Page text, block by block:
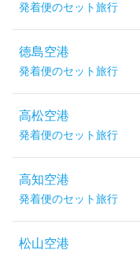
発着便のセット旅行
徳島空港
発着便のセット旅行
高松空港
発着便のセット旅行
高知空港
発着便のセット旅行
松山空港